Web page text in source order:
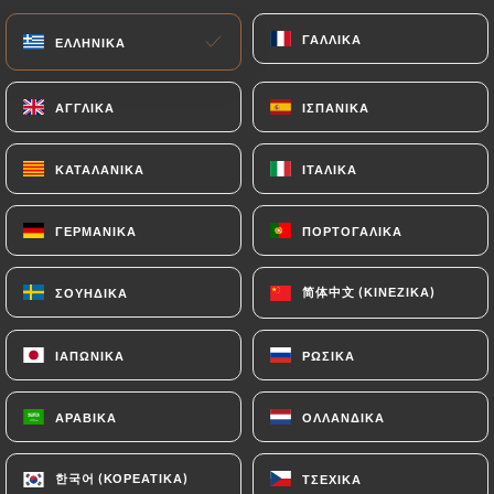
ΜΕΝΟΎ
ΕΛΛΗΝΙΚΆ ΓΑΛΛΙΚΆ
ΑΓΓΛΙΚΆ ΙΣΠΑΝΙΚΆ
ΚΑΤΑΛΑΝΙΚΆ ΙΤΑΛΙΚΆ
ΓΕΡΜΑΝΙΚΆ ΠΟΡΤΟΓΑΛΙΚΆ
ΣΟΥΗΔΙΚΆ 简体中文 (ΚΙΝΈΖΙΚΑ)
ΙΑΠΩΝΙΚΆ ΡΩΣΙΚΆ
ΑΡΑΒΙΚΆ ΟΛΛΑΝΔΙΚΆ
한국어 (ΚΟΡΕΆΤΙΚΑ) ΤΣΈΧΙΚΑ
Επαφή
Le Petit Café
ΕΛΛΗΝΙΚΆ ΓΑΛΛΙΚΆ
ΑΓΓΛΙΚΆ ΙΣΠΑΝΙΚΆ
ΚΑΤΑΛΑΝΙΚΆ ΙΤΑΛΙΚΆ
ΓΕΡΜΑΝΙΚΆ ΠΟΡΤΟΓΑΛΙΚΆ
ΣΟΥΗΔΙΚΆ 简体中文 (ΚΙΝΈΖΙΚΑ)
ΙΑΠΩΝΙΚΆ ΡΩΣΙΚΆ
ΑΡΑΒΙΚΆ ΟΛΛΑΝΔΙΚΆ
한국어 (ΚΟΡΕΆΤΙΚΑ) ΤΣΈΧΙΚΑ